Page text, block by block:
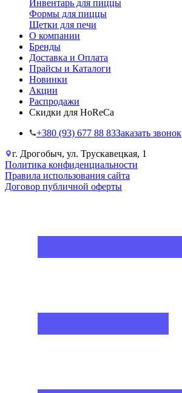
Инвентарь для пиццы
Формы для пиццы
Щетки для печи
О компании
Бренды
Доставка и Оплата
Прайсы и Каталоги
Новинки
Акции
Распродажи
Скидки для HoReCa
+38‎0 (93) 677 88 83Заказать звонок
г. Дрогобыч, ул. Трускавецкая, 1
Политика конфиденциальности
Правила использования сайта
Договор публичной оферты